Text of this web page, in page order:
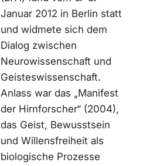
Januar 2012 in Berlin statt
und widmete sich dem
Dialog zwischen
Neurowissenschaft und
Geisteswissenschaft.
Anlass war das „Manifest
der Hirnforscher“ (2004),
das Geist, Bewusstsein
und Willensfreiheit als
biologische Prozesse